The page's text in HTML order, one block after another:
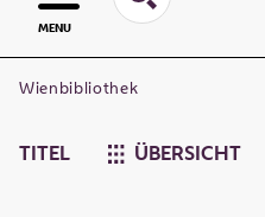
MENU
Wienbibliothek
TITEL ÜBERSICHT